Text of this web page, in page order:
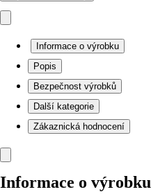
Informace o výrobku
Popis
Bezpečnost výrobků
Další kategorie
Zákaznická hodnocení
Informace o výrobku